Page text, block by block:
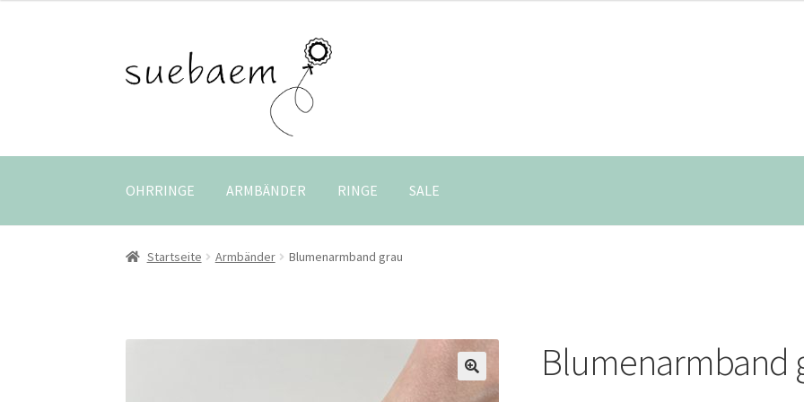
Navigation
Inhalt
OHRRINGE ARMBÄNDER RINGE SALE
Startseite Armbänder Blumenarmband grau
Blumenarmband